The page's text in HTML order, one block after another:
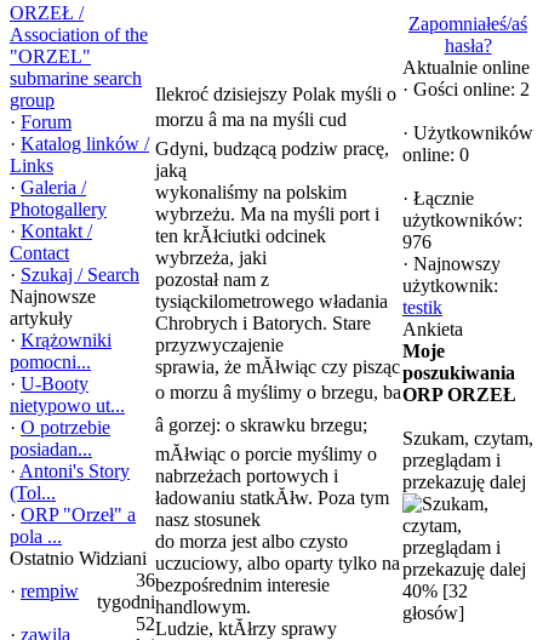
ORZEŁ /
Association of the
"ORZEL"
submarine search
group
· Forum
· Katalog linków /
Links
· Galeria /
Photogallery
· Kontakt /
Contact
· Szukaj / Search
Najnowsze
artykuły
· Krążowniki
pomocni...
· U-Booty
nietypowo ut...
· O potrzebie
posiadan...
· Antoni's Story
(Tol...
· ORP "Orzeł" a
pola ...
Ostatnio Widziani
· rempiw
36
tygodni
· zawila
52
Ilekroć dzisiejszy Polak myśli o
morzu â ma na myśli cud
Gdyni, budzącą podziw pracę,
jaką
wykonaliśmy na polskim
wybrzeżu. Ma na myśli port i
ten krĂłciutki odcinek
wybrzeża, jaki
pozostał nam z
tysiąckilometrowego władania
Chrobrych i Batorych. Stare
przyzwyczajenie
sprawia, że mĂłwiąc czy pisząc
o morzu â myślimy o brzegu, ba
â gorzej: o skrawku brzegu;
mĂłwiąc o porcie myślimy o
nabrzeżach portowych i
ładowaniu statkĂłw. Poza tym
nasz stosunek
do morza jest albo czysto
uczuciowy, albo oparty tylko na
bezpośrednim interesie
handlowym.
Ludzie, ktĂłrzy sprawy
Zapomniałeś/aś
hasła?
Aktualnie online
· Gości online: 2
· Użytkowników
online: 0
· Łącznie
użytkowników:
976
· Najnowszy
użytkownik:
testik
Ankieta
Moje
poszukiwania
ORP ORZEŁ
Szukam, czytam,
przeglądam i
przekazuję dalej
40% [32
głosów]